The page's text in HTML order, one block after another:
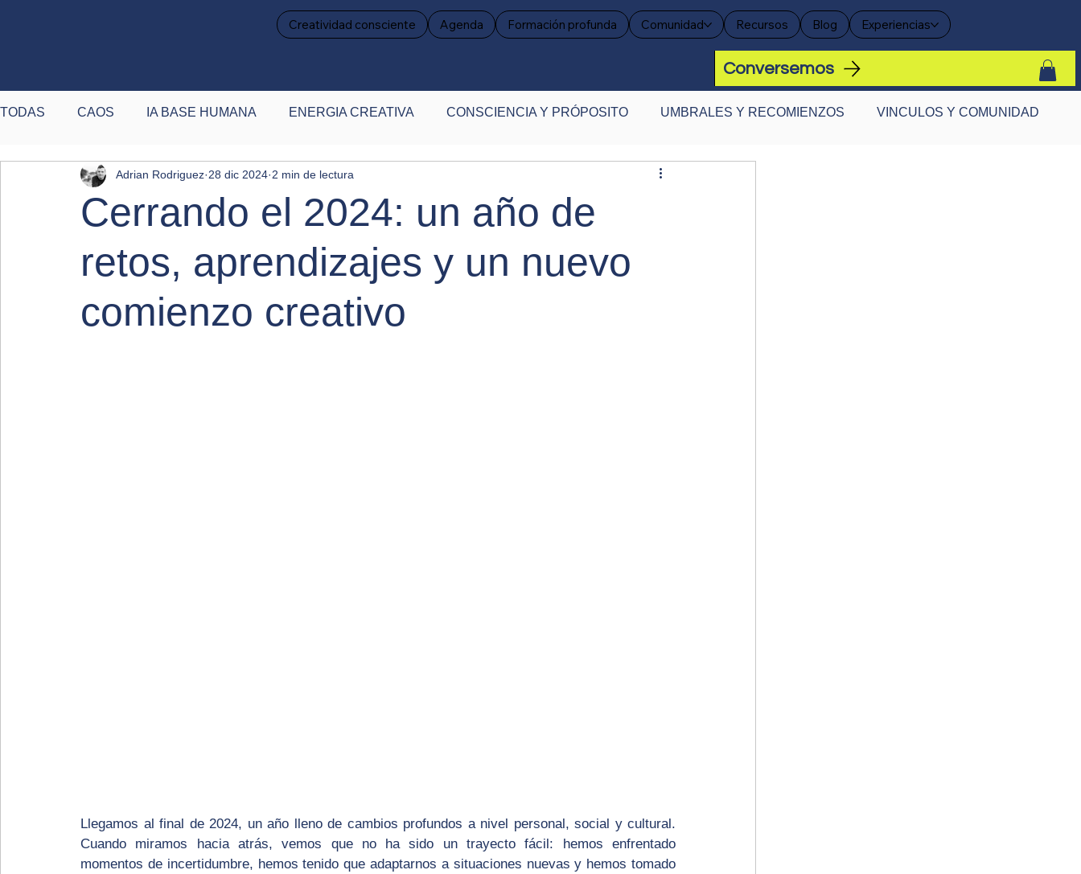
Conversemos
Creatividad consciente Agenda Formación profunda Comunidad Recursos Blog Experiencias
TODAS CAOS IA BASE HUMANA ENERGIA CREATIVA CONSCIENCIA Y PRÓPOSITO UMBRALES Y RECOMIENZOS VINCULOS Y COMUNIDAD
PAUSA Y RECALIBRACIÓN DESTACADAS PENSAR LA CREATIVIDAD EVIDENCIA CREATIVA
Cerrando el 2024: un año de
retos, aprendizajes y un nuevo
comienzo creativo
Adrian Rodriguez 28 dic 2024 2 min de lectura
Llegamos al final de 2024, un año lleno de cambios profundos a nivel personal, social y cultural.
Cuando miramos hacia atrás, vemos que no ha sido un trayecto fácil: hemos enfrentado
momentos de incertidumbre, hemos tenido que adaptarnos a situaciones nuevas y hemos tomado